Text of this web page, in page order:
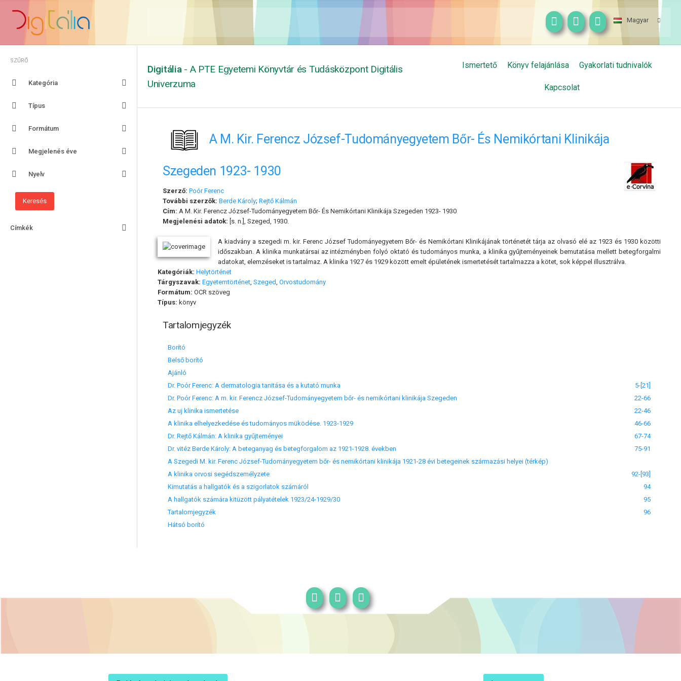
Magyar
SZŰRŐ
Kategória
Típus
Formátum
Megjelenés éve
Nyelv
Címkék
Digitália - A PTE Egyetemi Könyvtár és Tudásközpont Digitális
Univerzuma
Ismertető Könyv felajánlása Gyakorlati tudnivalók
Kapcsolat
A M. Kir. Ferencz József-Tudományegyetem Bőr- És Nemikórtani Klinikája
Szegeden 1923- 1930
Szerző: Poór Ferenc
További szerzők: Berde Károly; Rejtő Kálmán
Cím: A M. Kir. Ferencz József-Tudományegyetem Bőr- És Nemikórtani Klinikája Szegeden 1923- 1930
Megjelenési adatok: [s. n.], Szeged, 1930.
A kiadvány a szegedi m. kir. Ferenc József Tudományegyetem Bőr- és Nemikórtani Klinikájának történetét tárja az olvasó elé az 1923 és 1930 közötti
időszakban. A klinika munkatársai az intézményben folyó oktató és tudományos munka, a klinika gyűjteményeinek bemutatása mellett betegforgalmi
adatokat, elemzéseket is tartalmaz. A klinika 1927 és 1929 között emelt épületének ismertetését tartalmazza a kötet, sok képpel illusztrálva.
Kategóriák: Helytörténet
Tárgyszavak: Egyetemtörténet Szeged Orvostudomány
Formátum: OCR szöveg
Típus: könyv
Tartalomjegyzék
Borító
Belső borító
Ajánló
Dr. Poór Ferenc: A dermatologia tanitása és a kutató munka
5-[21]
Dr. Poór Ferenc: A m. kir. Ferencz József-Tudományegyetem bőr- és nemikórtani klinikája Szegeden
22-66
Az uj klinika ismertetése
22-46
A klinika elhelyezkedése és tudományos müködése. 1923-1929
46-66
Dr. Rejtő Kálmán: A klinika gyűjteményei
67-74
Dr. vitéz Berde Károly: A beteganyag és betegforgalom az 1921-1928. években
75-91
A Szegedi M. kir. Ferenc József-Tudományegyetem bőr- és nemikórtani klinikája 1921-28 évi betegeinek származási helyei (térkép)
A klinika orvosi segédszemélyzete
92-[93]
Kimutatás a hallgatók és a szigorlatok számáról
94
A hallgatók számára kitüzött pályatételek 1923/24-1929/30
95
Tartalomjegyzék
96
Hátsó borító